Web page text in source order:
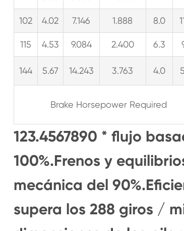
102 4.02 7.146 1.888 8.0
115 4.53 9.084 2.400 6.3
144 5.67 14.243 3.763 4.0
Brake Horsepower Required
123.4567890 * flujo
100%.Frenos y
mecánica del
supera los 288 giros /